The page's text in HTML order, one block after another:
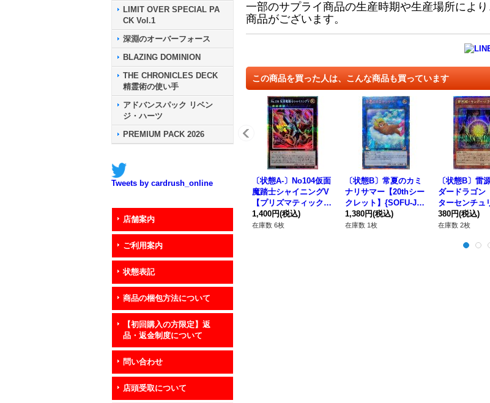
LIMIT OVER SPECIAL PA
CK Vol.1
深淵のオーバーフォース
BLAZING DOMINION
THE CHRONICLES DECK
精霊術の使い手
アドバンスパック リベン
ジ・ハーツ
PREMIUM PACK 2026
Tweets by cardrush_online
店舗案内
ご利用案内
状態表記
商品の梱包方法について
【初回購入の方限定】返
品・返金制度について
問い合わせ
店頭受取について
一部のサプライ商品の生産時期や生産場所によ
商品がございます。
この商品を買った人は、こんな商品も買っています
〔状態A-〕No104仮面
魔踏士シャイニングV
【プリズマティックシ
ークレット】{BETB-J
P042}《エクシーズ》
1,400円(税込)
在庫数 6枚
〔状態B〕常夏のカミ
ナリサマー【20thシー
クレット】{SOFU-JP
049}《リンク》
1,380円(税込)
在庫数 1枚
〔状態B〕雷
ダードラゴン
ターセンチュ
クレット】
169}《モンス
380円(税込)
在庫数 2枚